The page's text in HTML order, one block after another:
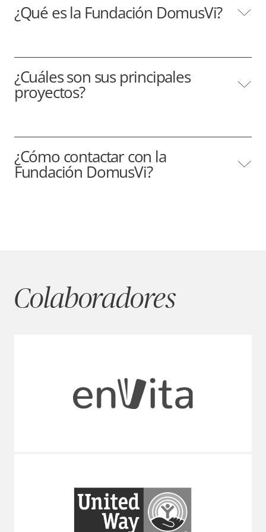
¿Qué es la Fundación DomusVi?
¿Cuáles son sus principales
proyectos?
¿Cómo contactar con la
Fundación DomusVi?
Colaboradores